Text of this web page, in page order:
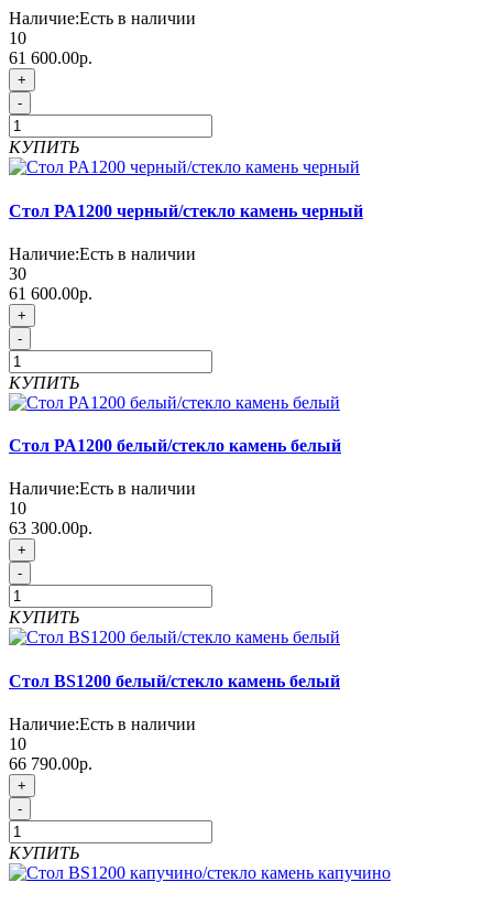
Наличие:Есть в наличии
10
61 600.00р.
+
-
КУПИТЬ
Стол PA1200 черный/стекло камень черный
Наличие:Есть в наличии
30
61 600.00р.
+
-
КУПИТЬ
Стол PA1200 белый/стекло камень белый
Наличие:Есть в наличии
10
63 300.00р.
+
-
КУПИТЬ
Стол BS1200 белый/стекло камень белый
Наличие:Есть в наличии
10
66 790.00р.
+
-
КУПИТЬ